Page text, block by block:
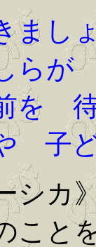
きま
が
待
ど
シカ
こと